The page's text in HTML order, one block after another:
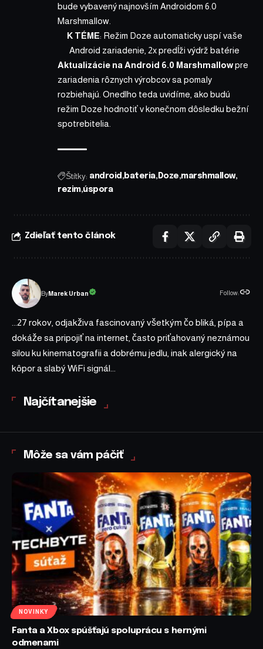
bude vybavený najnovším Androidom 6.0
Marshmallow.
K TÉME: Režim Doze automaticky uspí vaše
Android zariadenie, 2x predĺži výdrž batérie
Aktualizácie na Android 6.0 Marshmallowpre
zariadenia rôznych výrobcov sa pomaly
rozbiehajú. Onedlho teda uvidíme, ako budú
režim Doze hodnotiť v konečnom dôsledku bežní
spotrebitelia.
Štítky: android bateria Doze marshmallow
rezim úspora
Zdieľať tento článok
ByMarek Urban Follow:
...27 rokov, odjakživa fascinovaný všetkým čo bliká, pípa a
dokáže sa pripojiť na internet, často priťahovaný neznámou
silou ku kinematografii a dobrému jedlu, inak alergický na
kôpor a slabý WiFi signál...
Najčítanejšie
Môže sa vám páčiť
NOVINKY
Fanta a Xbox spúšťajú spoluprácu s hernými
odmenami